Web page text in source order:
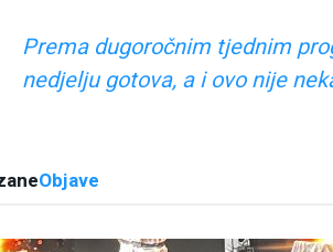
Prema dugoročnim tjednim
nedjelju gotova, a i ovo nije
Objave